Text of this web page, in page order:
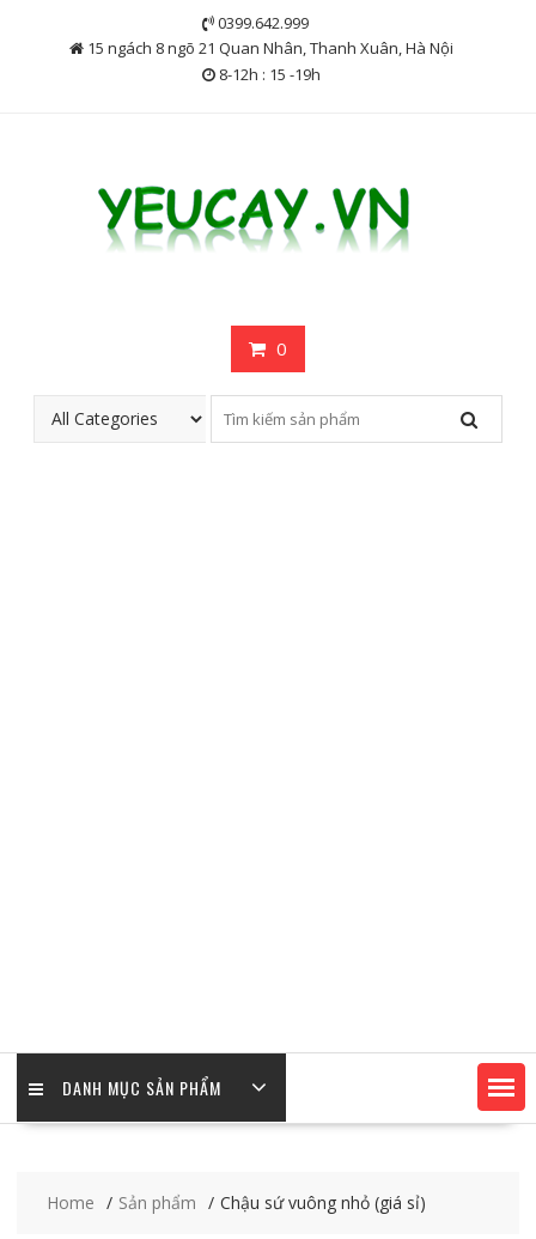
0399.642.999
15 ngách 8 ngõ 21 Quan Nhân, Thanh Xuân, Hà Nội
8-12h : 15 -19h
0
DANH MỤC SẢN PHẨM
Home Sản phẩm Chậu sứ vuông nhỏ (giá sỉ)